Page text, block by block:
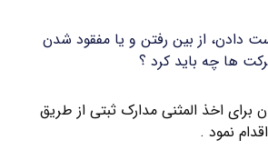
دادن، از بین رفتن و یا مفقود شدن
ها چه باید کرد ؟
برای اخذ المثنی مدارک ثبتی از طریق
نمود .